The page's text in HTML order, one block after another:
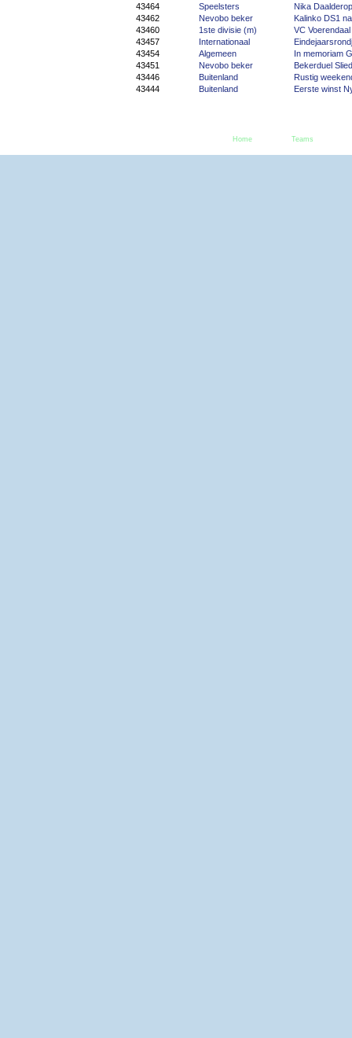
43464
Speelsters
Nika
43462
Nevobo beker
Kalinko DS1
43460
1ste divisie (m)
VC
43457
Internationaal
43454
Algemeen
In memoriam
43451
Nevobo beker
Bekerduel
43446
Buitenland
Rustig
43444
Buitenland Eerste winst
Home Teams